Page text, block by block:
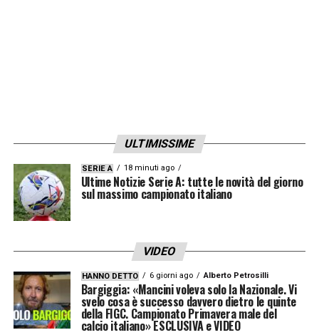
ULTIMISSIME
SERIE A 18 minuti ago
Ultime Notizie Serie A: tutte le novità del giorno
sul massimo campionato italiano
VIDEO
HANNO DETTO 6 giorni ago Alberto Petrosilli
Bargiggia: «Mancini voleva solo la Nazionale. Vi
svelo cosa è successo davvero dietro le quinte
della FIGC. Campionato Primavera male del
calcio italiano» ESCLUSIVA e VIDEO